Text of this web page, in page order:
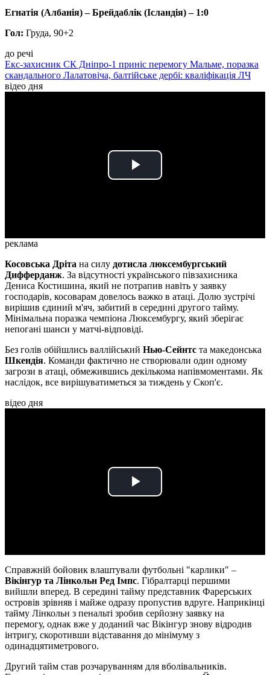
Егнатія (Албанія) – Брейдаблік (Ісландія) – 1:0
Гол: Груда, 90+2
до речі
Екс-захисник СК Дніпро-1 приніс перемогу Мальме, поразка
скандального Лалатовіча, балтійське дербі: кваліфікація ЛЧ
відео дня
Play
реклама
Косовська Дріта на силу дотисла люксембургський
Дифферданж. За відсутності українського півзахисника
Дениса Костишина, який не потрапив навіть у заявку
господарів, косоварам довелось важко в атаці. Долю зустрічі
вирішив єдиний м'яч, забитий в середині другого тайму.
Мінімальна поразка чемпіона Люксембургу, який зберігає
непогані шанси у матчі-відповіді.
Без голів обійшлись валлійський Нью-Сейнтс та македонська
Шкендія. Команди фактично не створювали один одному
загрози в атаці, обмежившись декількома напівмоментами. Як
наслідок, все вирішуватиметься за тиждень у Скоп'є.
відео дня
Play
Справжній бойовик влаштували футбольні "карлики" –
Вікінгур та Лінкольн Ред Імпс. Гібралтарці першими
вийшли вперед. В середині тайму представник Фарерських
островів зрівняв і майже одразу пропустив вдруге. Наприкінці
тайму Лінкольн з пенальті зробив серйозну заявку на
перемогу, однак вже у доданий час Вікінгур знову відродив
інтригу, скоротивши відставання до мінімуму з
одинадцятиметрового.
Другий тайм став розчаруванням для вболівальників.